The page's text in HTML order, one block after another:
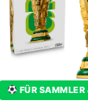
FÜR SAMMLER